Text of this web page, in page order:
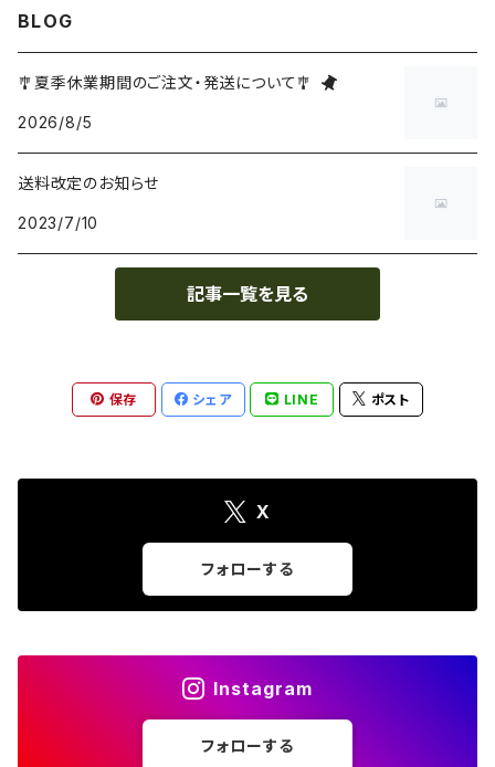
BLOG
🎐夏季休業期間のご注文・発送について🎐
2026/8/5
送料改定のお知らせ
2023/7/10
記事一覧を見る
保存 シェア LINE ポスト
X
フォローする
Instagram
フォローする